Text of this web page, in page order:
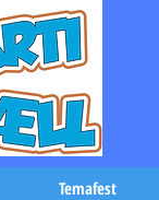
Temafest